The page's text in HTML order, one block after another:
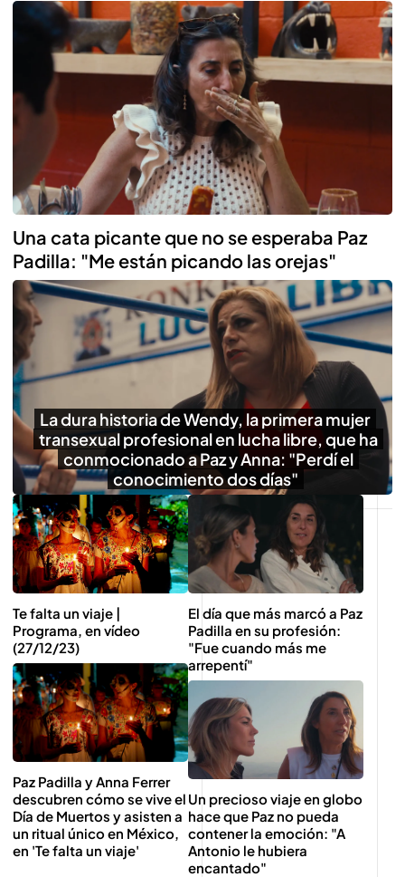
Una cata picante que no se esperaba Paz
Padilla: "Me están picando las orejas"
La dura historia de Wendy, la primera mujer
transexual profesional en lucha libre, que ha
conmocionado a Paz y Anna: "Perdí el
conocimiento dos días"
Te falta un viaje |
Programa, en vídeo
(27/12/23)
Paz Padilla y Anna Ferrer
descubren cómo se vive el
Día de Muertos y asisten a
un ritual único en México,
en 'Te falta un viaje'
El día que más marcó a Paz
Padilla en su profesión:
"Fue cuando más me
arrepentí"
Un precioso viaje en globo
hace que Paz no pueda
contener la emoción: "A
Antonio le hubiera
encantado"